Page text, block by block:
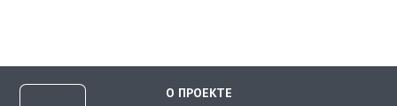
О ПРОЕКТЕ